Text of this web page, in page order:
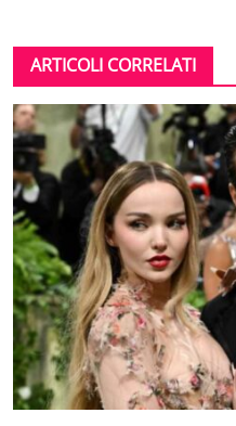
ARTICOLI CORRELATI